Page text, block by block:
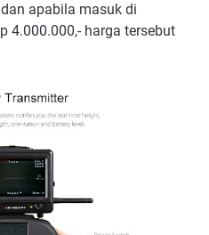
apabila masuk di
4.000.000,- harga tersebut